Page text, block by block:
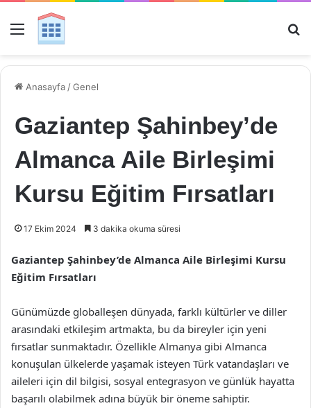
Menü
Anasayfa /Genel
Gaziantep Şahinbey’de
Almanca Aile Birleşimi
Kursu Eğitim Fırsatları
17 Ekim 2024 3 dakika okuma süresi
Gaziantep Şahinbey’de Almanca Aile Birleşimi Kursu
Eğitim Fırsatları
Günümüzde globalleşen dünyada, farklı kültürler ve diller
arasındaki etkileşim artmakta, bu da bireyler için yeni
fırsatlar sunmaktadır. Özellikle Almanya gibi Almanca
konuşulan ülkelerde yaşamak isteyen Türk vatandaşları ve
aileleri için dil bilgisi, sosyal entegrasyon ve günlük hayatta
başarılı olabilmek adına büyük bir öneme sahiptir.